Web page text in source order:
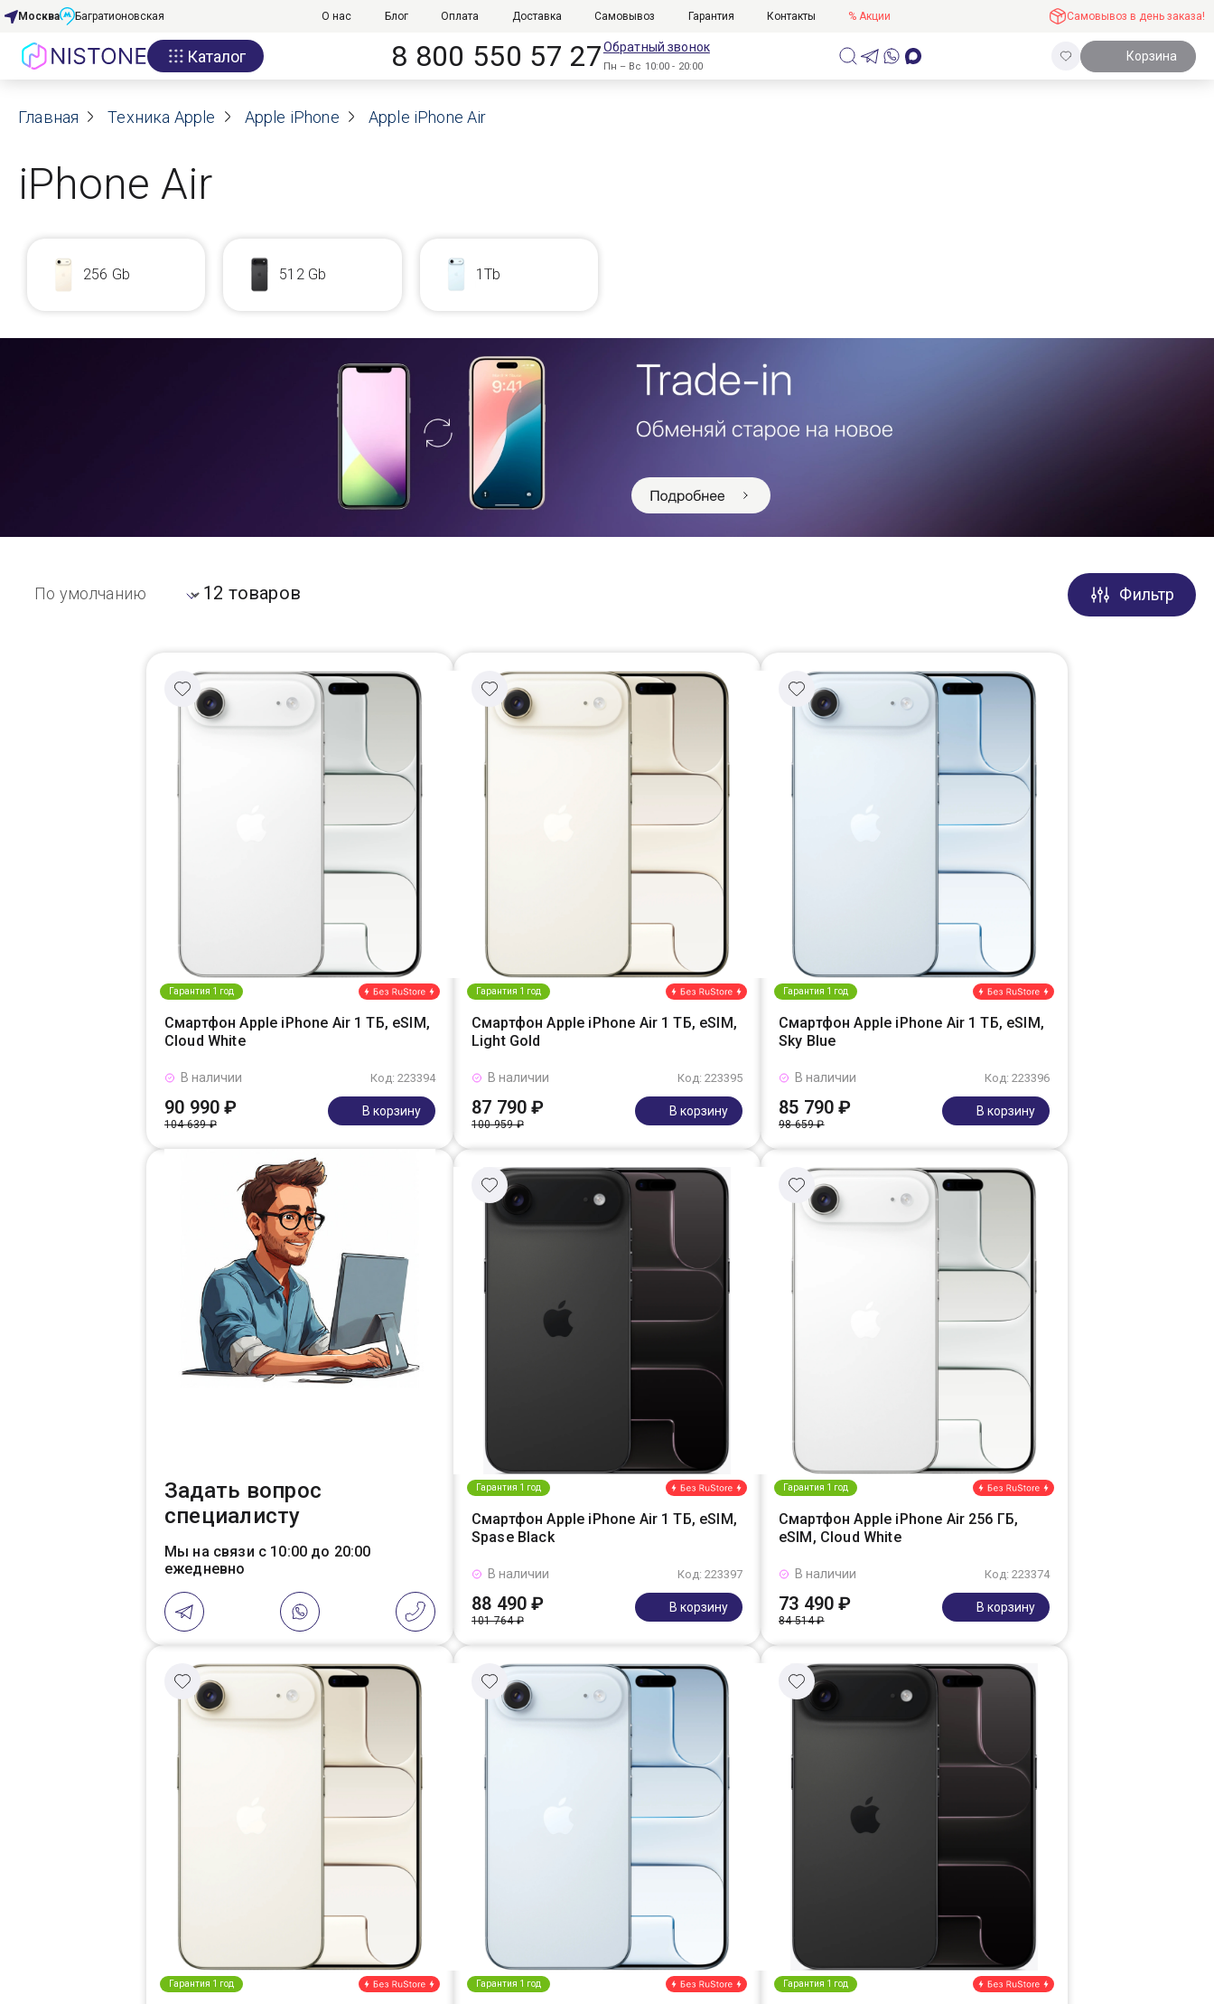
Акции
О нас
Москва Багратионовская О нас Блог Оплата Доставка Самовывоз Гарантия Контакты % Акции Самовывоз в день заказа!
Каталог 8 800 550 57 27Обратный звонок
Пн – Вс 10:00 - 20:00
Корзина
Главная Техника Apple Apple iPhone Apple iPhone Air
iPhone Air
256 Gb 512 Gb 1Tb
12 товаров Фильтр
Гарантия 1 год
Смартфон Apple iPhone Air 1 ТБ, eSIM,
Cloud White
Код: 223394
В наличии
90 990 ₽
104 639 ₽
В корзину
Гарантия 1 год
Смартфон Apple iPhone Air 1 ТБ, eSIM,
Light Gold
Код: 223395
В наличии
87 790 ₽
100 959 ₽
В корзину
Гарантия 1 год
Смартфон Apple iPhone Air 1 ТБ, eSIM,
Sky Blue
Код: 223396
В наличии
85 790 ₽
98 659 ₽
В корзину
Задать вопрос
специалисту
Мы на связи с 10:00 до 20:00
ежедневно
Гарантия 1 год
Смартфон Apple iPhone Air 1 ТБ, eSIM,
Spase Black
Код: 223397
В наличии
88 490 ₽
101 764 ₽
В корзину
Гарантия 1 год
Смартфон Apple iPhone Air 256 ГБ,
eSIM, Cloud White
Код: 223374
В наличии
73 490 ₽
84 514 ₽
В корзину
Гарантия 1 год Гарантия 1 год Гарантия 1 год